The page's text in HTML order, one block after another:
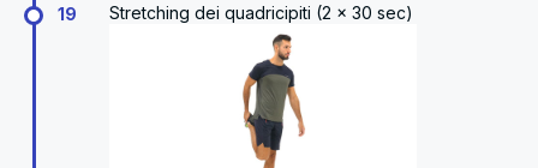
19 Stretching dei quadricipiti (2 x 30 sec)